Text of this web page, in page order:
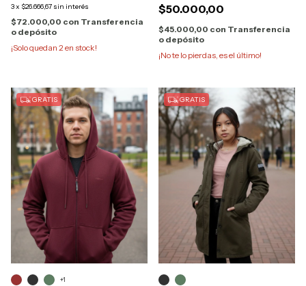
3x $26.666,67 sin interés
$72.000,00 con Transferencia
o depósito
¡Solo quedan 2 en stock!
$50.000,00
$45.000,00 con Transferencia
o depósito
¡No te lo pierdas, es el último!
GRATIS
+1
GRATIS